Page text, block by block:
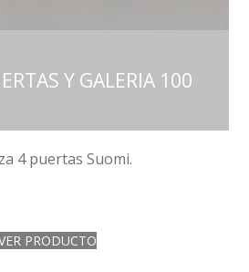
Y GALERIA 100
4 puertas Suomi.
PRODUCTO